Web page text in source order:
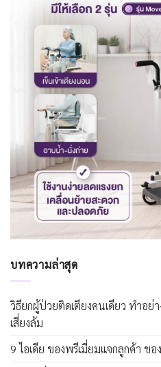
บทความล่าสุด
วิธียกผู้ป่วยติดเตียงคนเดียว ทำอย่
เสี่ยงล้ม
9 ไอเดีย ของพรีเมี่ยมแจกลูกค้า ข